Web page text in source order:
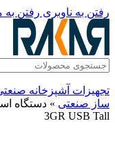
رفتن به ناوبری رفتن به
تجهیزات آشپزخانه
ساز صنعتی »
3GR USB Tall